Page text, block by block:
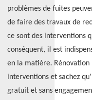
problèmes de fuites
de faire des travaux de
ce sont des interventions
conséquent, il est
en la matière. Rénovation
interventions et sachez
gratuit et sans